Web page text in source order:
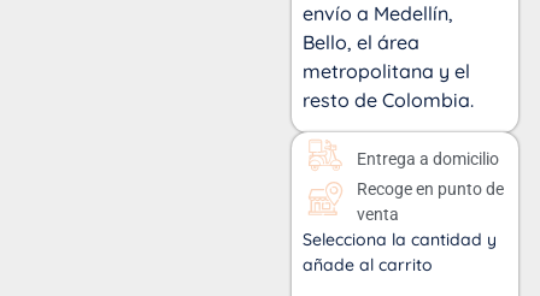
envío a Medellín,
Bello, el área
metropolitana y el
resto de Colombia.
Entrega a domicilio
Recoge en punto de
venta
Selecciona la cantidad y
añade al carrito